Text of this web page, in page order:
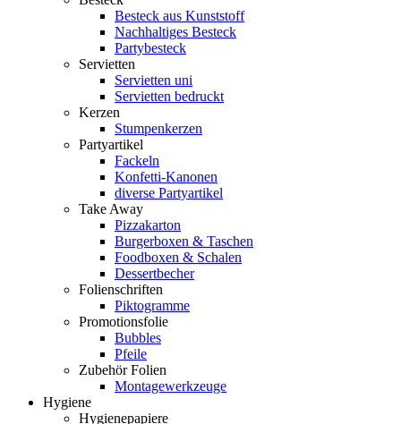
Besteck aus Kunststoff
Nachhaltiges Besteck
Partybesteck
Servietten
Servietten uni
Servietten bedruckt
Kerzen
Stumpenkerzen
Partyartikel
Fackeln
Konfetti-Kanonen
diverse Partyartikel
Take Away
Pizzakarton
Burgerboxen & Taschen
Foodboxen & Schalen
Dessertbecher
Folienschriften
Piktogramme
Promotionsfolie
Bubbles
Pfeile
Zubehör Folien
Montagewerkzeuge
Hygiene
Hygienepapiere